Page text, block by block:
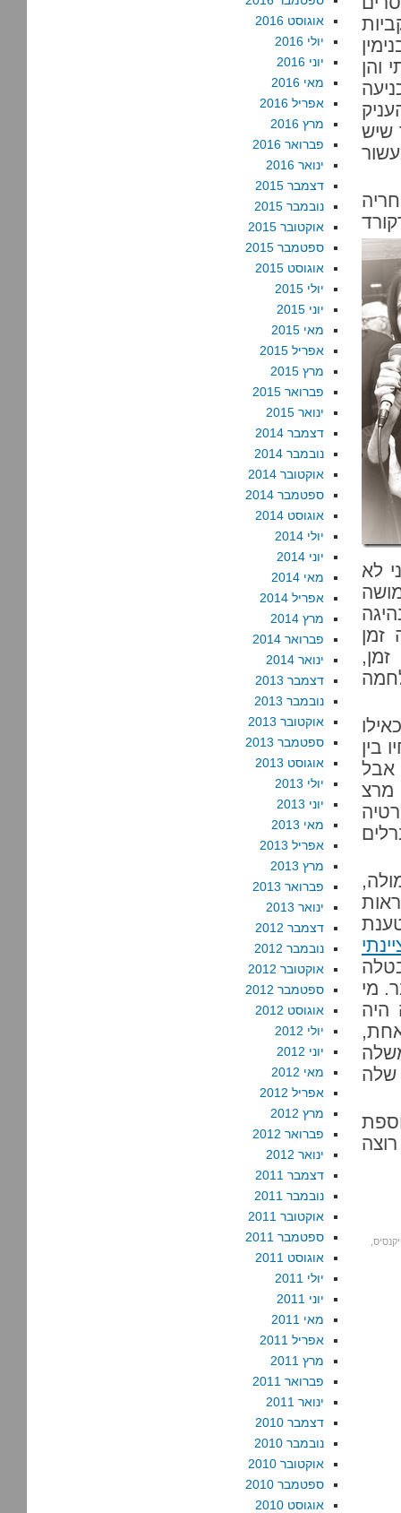
והן
שיש
לא
זמן
בין
אבל
מרצ
מי
היה
שלה
אוגוסט 2016
יולי 2016
יוני 2016
מאי 2016
אפריל 2016
מרץ 2016
פברואר 2016
ינואר 2016
דצמבר 2015
נובמבר 2015
אוקטובר 2015
ספטמבר 2015
אוגוסט 2015
יולי 2015
יוני 2015
מאי 2015
אפריל 2015
מרץ 2015
פברואר 2015
ינואר 2015
דצמבר 2014
נובמבר 2014
אוקטובר 2014
ספטמבר 2014
אוגוסט 2014
יולי 2014
יוני 2014
מאי 2014
אפריל 2014
מרץ 2014
פברואר 2014
ינואר 2014
דצמבר 2013
נובמבר 2013
אוקטובר 2013
ספטמבר 2013
אוגוסט 2013
יולי 2013
יוני 2013
מאי 2013
אפריל 2013
מרץ 2013
פברואר 2013
ינואר 2013
דצמבר 2012
נובמבר 2012
אוקטובר 2012
ספטמבר 2012
אוגוסט 2012
יולי 2012
יוני 2012
מאי 2012
אפריל 2012
מרץ 2012
פברואר 2012
ינואר 2012
דצמבר 2011
נובמבר 2011
אוקטובר 2011
ספטמבר 2011
אוגוסט 2011
יולי 2011
יוני 2011
מאי 2011
אפריל 2011
מרץ 2011
פברואר 2011
ינואר 2011
דצמבר 2010
נובמבר 2010
אוקטובר 2010
ספטמבר 2010
אוגוסט 2010